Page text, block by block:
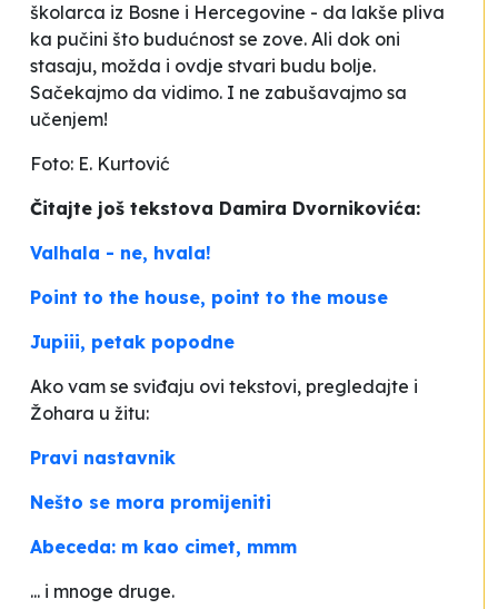
školarca iz Bosne i Hercegovine - da lakše pliva
ka pučini što budućnost se zove. Ali dok oni
stasaju, možda i ovdje stvari budu bolje.
Sačekajmo da vidimo. I ne zabušavajmo sa
učenjem!
Foto: E. Kurtović
Čitajte još tekstova Damira Dvornikovića:
Valhala - ne, hvala!
Point to the house, point to the mouse
Jupiii, petak popodne
Ako vam se sviđaju ovi tekstovi, pregledajte i
Žohara u žitu:
Pravi nastavnik
Nešto se mora promijeniti
Abeceda: m kao cimet, mmm
... i mnoge druge.